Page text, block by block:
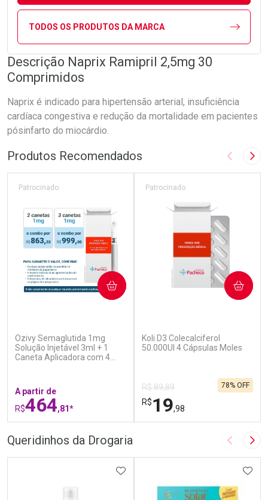
TODOS OS PRODUTOS DA MARCA
Descrição Naprix Ramipril 2,5mg 30
Comprimidos
Naprix é indicado para hipertensão arterial, insuficiência
cardíaca congestiva e redução da mortalidade em pacientes
pósinfarto do miocárdio.
Produtos Recomendados Imagem
Ozivy Semaglutida 1mg
Solução Injetável 3ml + 1
Caneta Aplicadora com 4
Patrocinado
A partir de
R$464,81*
COMPRAR
Koli D3 Colecalciferol
50.000UI 4 Cápsulas Moles
Patrocinado
R$ 89,89
R$19,98
78% OFF
COMPRAR
Queridinhos da Drogaria Imagem
ADICIONAR AOS FAVORITOS